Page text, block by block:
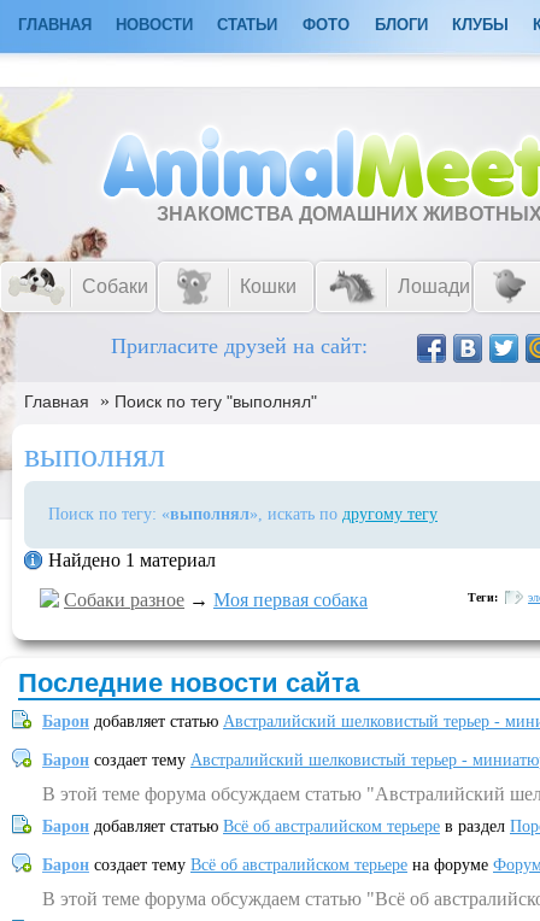
ГЛАВНАЯ НОВОСТИ СТАТЬИ ФОТО БЛОГИ КЛУБЫ
ЗНАКОМСТВА ДОМАШНИХ
Собаки Кошки Лошади
Пригласите друзей на сайт:
Главная » Поиск по тегу "выполнял"
выполнял
Поиск по тегу: «выполнял», искать по другому тегу
Найдено 1 материал
Собаки разное → Моя первая собака Теги:
Последние новости сайта
Барон добавляет статью Австралийский шелковистый терьер -
Барон создает тему Австралийский шелковистый терьер -
В этой теме форума обсуждаем статью "Австралийский
Барон добавляет статью Всё об австралийском терьере в раздел
Барон создает тему Всё об австралийском терьере на форуме
В этой теме форума обсуждаем статью "Всё об